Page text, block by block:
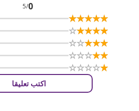
0
/5
☆
☆
☆
☆
☆ ★
★
★
★
★
☆
☆
☆
☆
☆ ★
★
★
★
★
☆
☆
☆
☆
☆ ★
★
★
★
★
☆
☆
☆
☆
☆ ★
★
★
★
★
☆
☆
☆
☆
☆ ★
★
★
★
★
اكتب تعليقا